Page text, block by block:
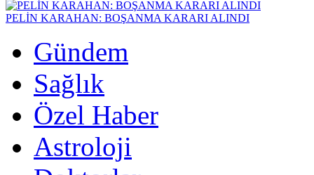
PELİN KARAHAN: BOŞANMA KARARI ALINDI
Gündem
Sağlık
Özel Haber
Astroloji